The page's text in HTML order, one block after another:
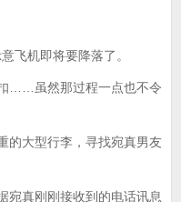
飞机即将要降落了。
……虽然那过程一点也不令
的大型行李，寻找宛真男友
宛真刚刚接收到的电话讯息